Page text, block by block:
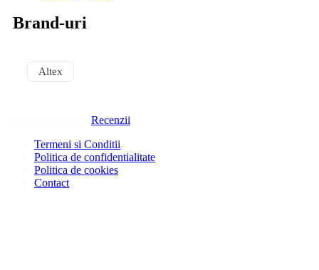
Brand-uri
Altex
Recenzii
Termeni si Conditii
Politica de confidentialitate
Politica de cookies
Contact